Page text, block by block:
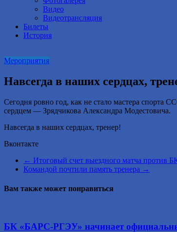
Видео
Видеотрансляция
Билеты
История
Мероприятия
Навсегда в наших сердцах,
Сегодня ровно год, как не стало мастера спорта
сердцем — Зрядчикова Александра Модестовича.
Навсегда в наших сердцах, тренер!
Вконтакте
← Итоговый счет выездного матча против
Командой почтили память тренера →
Вам также может понравиться
БК «БАРС-РГЭУ» начинает официальный